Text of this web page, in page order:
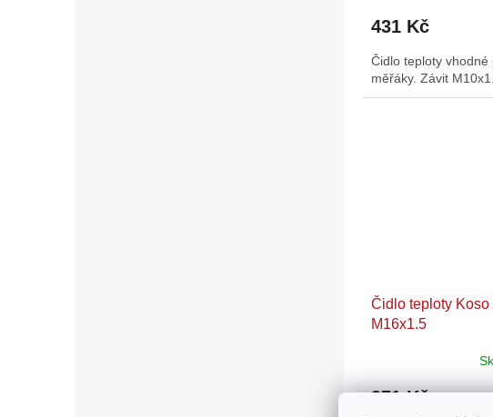
431 Kč
Čidlo teploty vhodné
měřáky. Závit
Čidlo teploty Koso
M16x1.5
371 Kč